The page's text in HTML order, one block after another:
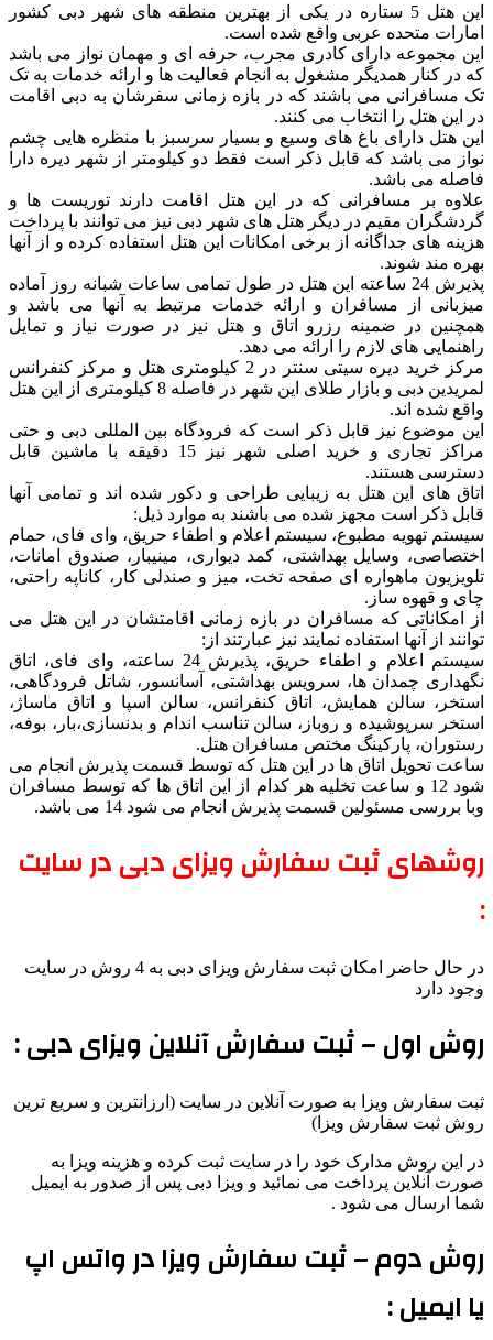
این هتل 5 ستاره در یکی از بهترین منطقه های شهر دبی کشور
امارات متحده عربی واقع شده است.
این مجموعه دارای کادری مجرب، حرفه ای و مهمان نواز می باشد
که در کنار همدیگر مشغول به انجام فعالیت ها و ارائه خدمات به تک
تک مسافرانی می باشند که در بازه زمانی سفرشان به دبی اقامت
در این هتل را انتخاب می کنند.
این هتل دارای باغ های وسیع و بسیار سرسبز با منظره هایی چشم
نواز می باشد که قابل ذکر است فقط دو کیلومتر از شهر دیره دارا
فاصله می باشد.
علاوه بر مسافرانی که در این هتل اقامت دارند توریست ها و
گردشگران مقیم در دیگر هتل های شهر دبی نیز می توانند با پرداخت
هزینه های جداگانه از برخی امکانات این هتل استفاده کرده و از آنها
بهره مند شوند.
پذیرش 24 ساعته این هتل در طول تمامی ساعات شبانه روز آماده
میزبانی از مسافران و ارائه خدمات مرتبط به آنها می باشد و
همچنین در ضمینه رزرو اتاق و هتل نیز در صورت نیاز و تمایل
راهنمایی های لازم را ارائه می دهد.
مرکز خرید دیره سیتی سنتر در 2 کیلومتری هتل و مرکز کنفرانس
لمریدین دبی و بازار طلای این شهر در فاصله 8 کیلومتری از این هتل
واقع شده اند.
این موضوع نیز قابل ذکر است که فرودگاه بین المللی دبی و حتی
مراکز تجاری و خرید اصلی شهر نیز 15 دقیقه با ماشین قابل
دسترسی هستند.
اتاق های این هتل به زیبایی طراحی و دکور شده اند و تمامی آنها
قابل ذکر است مجهز شده می باشند به موارد ذیل:
سیستم تهویه مطبوع، سیستم اعلام و اطفاء حریق، وای فای، حمام
اختصاصی، وسایل بهداشتی، کمد دیواری، مینیبار، صندوق امانات،
تلویزیون ماهواره ای صفحه تخت، میز و صندلی کار، کاناپه راحتی،
چای و قهوه ساز.
از امکاناتی که مسافران در بازه زمانی اقامتشان در این هتل می
توانند از آنها استفاده نمایند نیز عبارتند از:
سیستم اعلام و اطفاء حریق، پذیرش 24 ساعته، وای فای، اتاق
نگهداری چمدان ها، سرویس بهداشتی، آسانسور، شاتل فرودگاهی،
استخر، سالن همایش، اتاق کنفرانس، سالن اسپا و اتاق ماساژ،
استخر سرپوشیده و روباز، سالن تناسب اندام و بدنسازی،بار، بوفه،
رستوران، پارکینگ مختص مسافران هتل.
ساعت تحویل اتاق ها در این هتل که توسط قسمت پذیرش انجام می
شود 12 و ساعت تخلیه هر کدام از این اتاق ها که توسط مسافران
وبا بررسی مسئولین قسمت پذیرش انجام می شود 14 می باشد.
روشهای ثبت سفارش ویزای دبی در سایت
:
در حال حاضر امکان ثبت سفارش ویزای دبی به 4 روش در سایت
وجود دارد
روش اول – ثبت سفارش آنلاین ویزای دبی :
ثبت سفارش ویزا به صورت آنلاین در سایت (ارزانترین و سریع ترین
روش ثبت سفارش ویزا)
در این روش مدارک خود را در سایت ثبت کرده و هزینه ویزا به
صورت آنلاین پرداخت می نمائید و ویزا دبی پس از صدور به ایمیل
شما ارسال می شود .
روش دوم – ثبت سفارش ویزا در واتس اپ
یا ایمیل :